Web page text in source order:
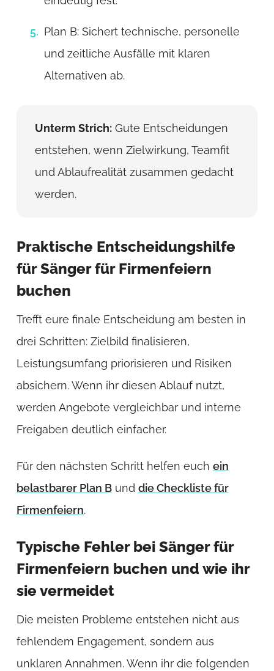
Plan B: Sichert technische, personelle
und zeitliche Ausfälle mit klaren
Alternativen ab.
Unterm Strich:Gute Entscheidungen
entstehen, wenn Zielwirkung, Teamfit
und Ablaufrealität zusammen gedacht
werden.
Praktische Entscheidungshilfe
für Sänger für Firmenfeiern
buchen
Trefft eure finale Entscheidung am besten in
drei Schritten: Zielbild finalisieren,
Leistungsumfang priorisieren und Risiken
absichern. Wenn ihr diesen Ablauf nutzt,
werden Angebote vergleichbar und interne
Freigaben deutlich einfacher.
Für den nächsten Schritt helfen euch ein
belastbarer Plan Bund die Checkliste für
Firmenfeiern.
Typische Fehler bei Sänger für
Firmenfeiern buchen und wie ihr
sie vermeidet
Die meisten Probleme entstehen nicht aus
fehlendem Engagement, sondern aus
unklaren Annahmen. Wenn ihr die folgenden